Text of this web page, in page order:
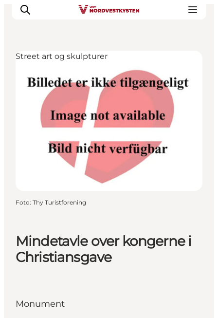
Feriesteder
Inspiration
Handicapvenlig ferie
Events
Planlæg din ferie
Mindetavle over kongerne i
Christiansgave
Monument
Street art og skulpturer
Foto: Thy Turistforening